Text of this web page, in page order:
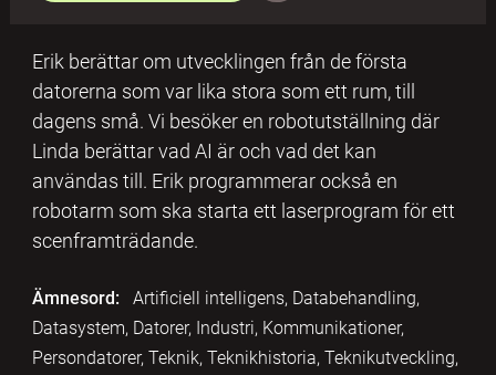
Erik berättar om utvecklingen från de första
datorerna som var lika stora som ett rum, till
dagens små. Vi besöker en robotutställning där
Linda berättar vad AI är och vad det kan
användas till. Erik programmerar också en
robotarm som ska starta ett laserprogram för ett
scenframträdande.
Ämnesord:
Artificiell intelligens, Databehandling,
Datasystem, Datorer, Industri, Kommunikationer,
Persondatorer, Teknik, Teknikhistoria, Teknikutveckling,